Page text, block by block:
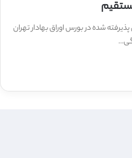
شده در بورس اوراق بهادار تهران